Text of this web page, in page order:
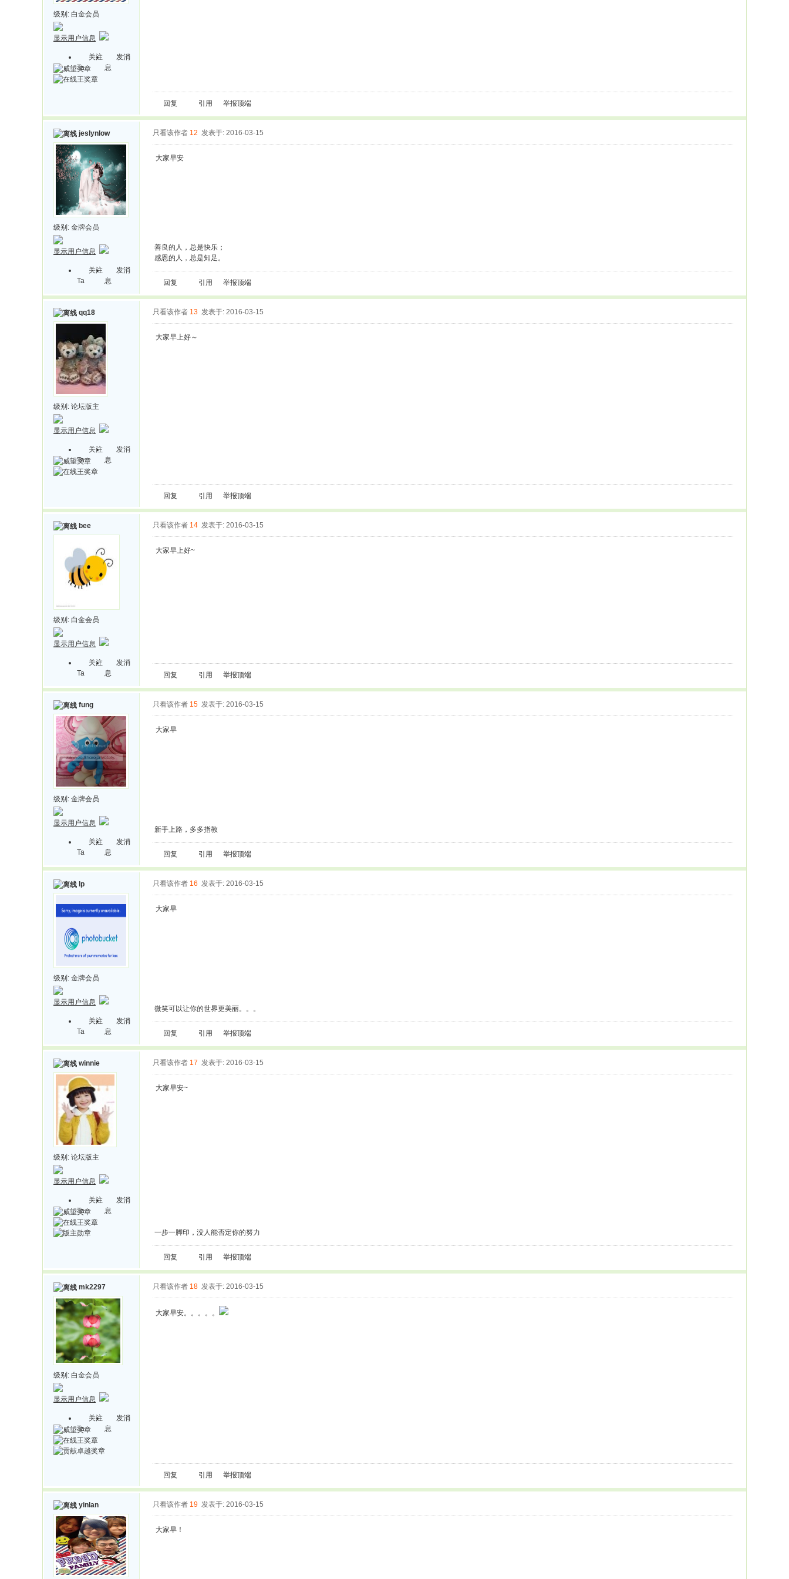
级别: 白金会员
显示用户信息
关注
Ta
发消
息
回复 引用 举报顶端
jeslynlow
级别: 金牌会员
显示用户信息
关注
Ta
发消
息
只看该作者 12 发表于: 2016-03-15
大家早安
善良的人，总是快乐；
感恩的人，总是知足。
回复 引用 举报顶端
qq18
级别: 论坛版主
显示用户信息
关注
Ta
发消
息
只看该作者 13 发表于: 2016-03-15
大家早上好～
回复 引用 举报顶端
bee
级别: 白金会员
显示用户信息
关注
Ta
发消
息
只看该作者 14 发表于: 2016-03-15
大家早上好~
回复 引用 举报顶端
fung
级别: 金牌会员
显示用户信息
关注
Ta
发消
息
只看该作者 15 发表于: 2016-03-15
大家早
新手上路，多多指教
回复 引用 举报顶端
lp
级别: 金牌会员
显示用户信息
关注
Ta
发消
息
只看该作者 16 发表于: 2016-03-15
大家早
微笑可以让你的世界更美丽。。。
回复 引用 举报顶端
winnie
级别: 论坛版主
显示用户信息
关注
Ta
发消
息
只看该作者 17 发表于: 2016-03-15
大家早安~
一步一脚印，没人能否定你的努力
回复 引用 举报顶端
mk2297
级别: 白金会员
显示用户信息
关注
Ta
发消
息
只看该作者 18 发表于: 2016-03-15
大家早安。。。。。
回复 引用 举报顶端
yinlan 只看该作者 19 发表于: 2016-03-15
大家早！